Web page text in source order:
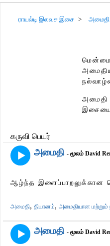
ராயல்டி இலவச இசை அமைதி
அமைதி
கருவி பெயர்
அமைதி - மூலம் David
ஆழ்ந்த இளைப்பாறலுக்கான
அமைதி, தியானம், அமைதியான மற்றும்
அமைதி - மூலம் David